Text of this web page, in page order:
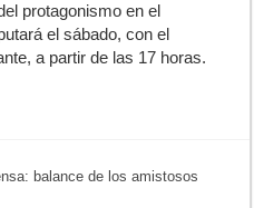
protagonismo en el
el sábado, con el
a partir de las 17 horas.
balance de los amistosos